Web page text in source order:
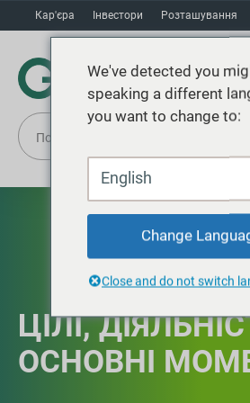
Кар'єра Інвестори Розташування
ЦІЛІ,
ОСНОВНІ
We've detected you
speaking a different
you want to change to:
English
Change
Close and do not switch